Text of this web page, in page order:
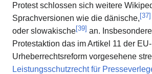
Protest schlossen sich weitere
Sprachversionen wie die dänische,[37]
oder slowakische[39] an.
Protestaktion das im Artikel 11 der EU-
Urheberrechtsreform vorgesehene
Leistungsschutzrecht für